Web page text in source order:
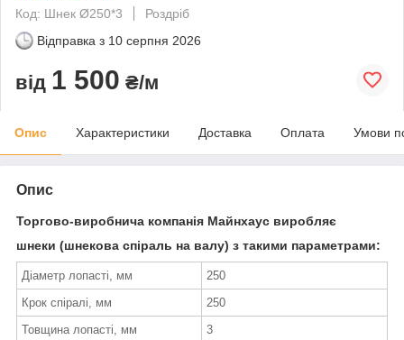
Код: Шнек Ø250*3
Роздріб
Відправка з 10 серпня 2026
від 1 500 ₴/м
Опис Характеристики Доставка Оплата Умови
Опис
Торгово-виробнича компанія Майнхаус виробляє
шнеки (шнекова спіраль на валу) з такими параметрами:
Діаметр лопасті, мм
250
Крок спіралі, мм
250
Товщина лопасті, мм
3